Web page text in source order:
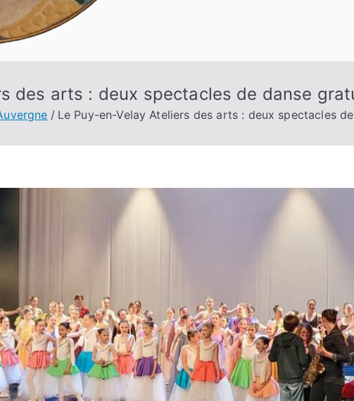
des arts : deux spectacles de danse
Le Puy-en-Velay Ateliers des arts : deux spectacles